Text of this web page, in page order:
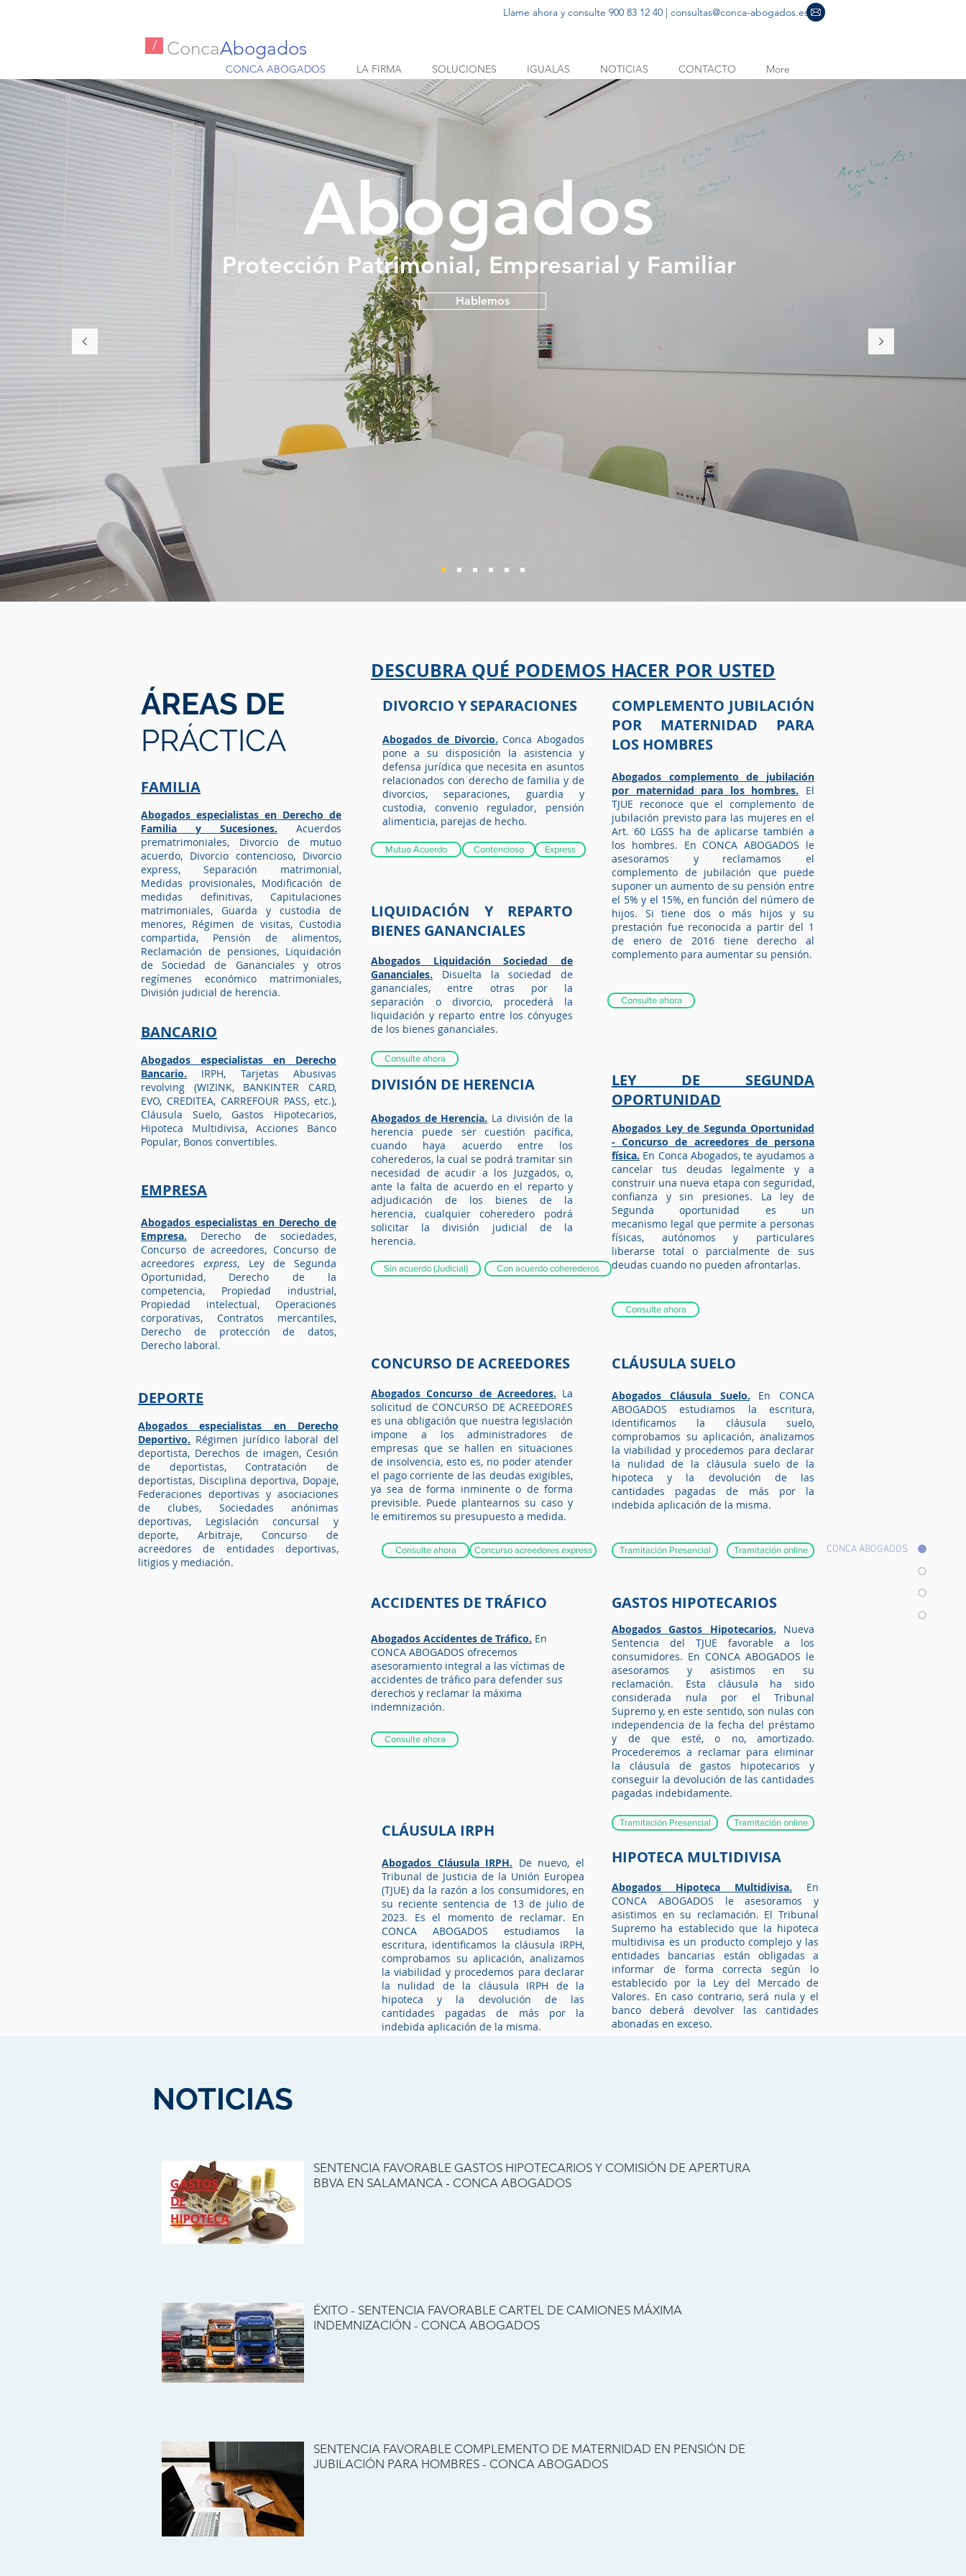
Llame ahora y consulte 900 83 12 40 | consultas@conca-abogados.es
/ ConcaAbogados
CONCA ABOGADOS LA FIRMA SOLUCIONES IGUALAS NOTICIAS CONTACTO More
CONCA ABOGADOS
FAMILIA
Abogados de Familia y
sucesiones
Acuerdos
prematrimoniales, Divorcio de mutuo
acuerdo, Divorcio contencioso, Divorcio
Medidas provisionales, Modificación de
medidas definitivas, Capitulaciones
matrimoniales, Guarda y custodia de
menores, Régimen de visitas, Custodia
compartida, Pensión de
alimentos, Reclamación de pensiones,
Liquidación del régimen económico
matrimonial, División judicial de
herencia.
Abogados
Protección Patrimonial, Empresarial y Familiar
Hablemos
ÁREAS DE
PRÁCTICA
FAMILIA
Abogados especialistas en Derecho de
Familia y Sucesiones.
Acuerdos
prematrimoniales, Divorcio de mutuo
acuerdo, Divorcio contencioso, Divorcio
express, Separación matrimonial,
Medidas provisionales, Modificación de
medidas definitivas, Capitulaciones
matrimoniales, Guarda y custodia de
menores, Régimen de visitas, Custodia
compartida, Pensión de alimentos,
Reclamación de pensiones, Liquidación
de Sociedad de Gananciales y otros
regímenes económico matrimoniales,
División judicial de herencia.
BANCARIO
Abogados especialistas en Derecho
Bancario. IRPH, Tarjetas Abusivas
revolving (WIZINK, BANKINTER CARD,
EVO, CREDITEA, CARREFOUR PASS, etc.),
Cláusula Suelo, Gastos Hipotecarios,
Hipoteca Multidivisa, Acciones Banco
Popular, Bonos convertibles.
EMPRESA
Abogados especialistas en Derecho de
Empresa. Derecho de sociedades,
Concurso de acreedores, Concurso de
acreedoresexpress, Ley de Segunda
Oportunidad, Derecho de la
competencia, Propiedad industrial,
Propiedad intelectual, Operaciones
corporativas, Contratos mercantiles,
Derecho de protección de datos,
Derecho laboral.
DEPORTE
Abogados especialistas en Derecho
Deportivo. Régimen jurídico laboral del
deportista, Derechos de imagen, Cesión
de deportistas, Contratación de
deportistas, Disciplina deportiva, Dopaje,
Federaciones deportivas y asociaciones
de clubes, Sociedades anónimas
deportivas, Legislación concursal y
deporte, Arbitraje, Concurso de
acreedores de entidades deportivas,
litigios y mediación.
DESCUBRA QUÉ PODEMOS HACER POR USTED
DIVORCIO Y SEPARACIONES
Abogados de Divorcio. Conca Abogados
pone a su disposición la asistencia y
defensa jurídica que necesita en asuntos
relacionados con derecho de familia y de
divorcios, separaciones, guardia y
custodia, convenio regulador, pensión
alimenticia, parejas de hecho.
Mutuo Acuerdo Contencioso Express
LIQUIDACIÓN Y REPARTO
BIENES GANANCIALES
Abogados Liquidación Sociedad de
Gananciales.
Disuelta la sociedad de
gananciales, entre otras por la
separación o divorcio, procederá la
liquidación y reparto entre los cónyuges
de los bienes gananciales.
COMPLEMENTO JUBILACIÓN
POR MATERNIDAD PARA
LOS HOMBRES
Abogados complemento de jubilación
por maternidad para los hombres. El
TJUE reconoce que el complemento de
jubilación previsto para las mujeres en el
Art. 60 LGSS ha de aplicarse también a
los hombres. En CONCA ABOGADOS le
asesoramos y reclamamos el
complemento de jubilación que puede
suponer un aumento de su pensión entre
el 5% y el 15%, en función del número de
hijos. Si tiene dos o más hijos y su
prestación fue reconocida a partir del 1
de enero de 2016 tiene derecho al
complemento para aumentar su pensión.
Consulte ahora
Consulte ahora
DIVISIÓN DE HERENCIA
Abogados de Herencia. La división de la
herencia puede ser cuestión pacífica,
cuando haya acuerdo entre los
coherederos, la cual se podrá tramitar sin
necesidad de acudir a los Juzgados, o,
ante la falta de acuerdo en el reparto y
adjudicación de los bienes de la
herencia, cualquier coheredero podrá
solicitar la división judicial de la
herencia.
Sin acuerdo (Judicial) Con acuerdo coherederos
LEY DE SEGUNDA
OPORTUNIDAD
Abogados Ley de Segunda Oportunidad
- Concurso de acreedores de persona
física. En Conca Abogados, te ayudamos a
cancelar tus deudas legalmente y a
construir una nueva etapa con seguridad,
confianza y sin presiones. La ley de
Segunda oportunidad es un
mecanismo legal que permite a personas
físicas, autónomos y particulares
liberarse total o parcialmente de sus
deudas cuando no pueden afrontarlas.
Consulte ahora
CONCURSO DE ACREEDORES
Abogados Concurso de Acreedores. La
solicitud de CONCURSO DE ACREEDORES
es una obligación que nuestra legislación
impone a los administradores de
empresas que se hallen en situaciones
de insolvencia, esto es, no poder atender
el pago corriente de las deudas exigibles,
ya sea de forma inminente o de forma
previsible. Puede plantearnos su caso y
le emitiremos su presupuesto a medida.
Consulte ahora Concurso acreedores express
ACCIDENTES DE TRÁFICO
Abogados Accidentes de Tráfico. En
CONCA ABOGADOS ofrecemos
asesoramiento integral a las víctimas de
accidentes de tráfico para defender sus
derechos y reclamar la máxima
indemnización.
Consulte ahora
CLÁUSULA IRPH
Abogados Cláusula IRPH. De nuevo, el
Tribunal de Justicia de la Unión Europea
(TJUE) da la razón a los consumidores, en
su reciente sentencia de 13 de julio de
2023. Es el momento de reclamar. En
CONCA ABOGADOS estudiamos la
escritura, identificamos la cláusula IRPH,
comprobamos su aplicación, analizamos
la viabilidad y procedemos para declarar
la nulidad de la cláusula IRPH de la
hipoteca y la devolución de las
cantidades pagadas de más por la
indebida aplicación de la misma.
CLÁUSULA SUELO
Abogados Cláusula Suelo.
En CONCA
ABOGADOS estudiamos la escritura,
identificamos la cláusula suelo,
comprobamos su aplicación, analizamos
la viabilidad y procedemos para declarar
la nulidad de la cláusula suelo de la
hipoteca y la devolución de las
cantidades pagadas de más por la
indebida aplicación de la misma.
Tramitación Presencial Tramitación online
GASTOS HIPOTECARIOS
Abogados Gastos Hipotecarios. Nueva
Sentencia del TJUE favorable a los
consumidores. En CONCA ABOGADOS le
asesoramos y asistimos en su
reclamación. Esta cláusula ha sido
considerada nula por el Tribunal
Supremo y, en este sentido, son nulas con
independencia de la fecha del préstamo
y de que esté, o no, amortizado.
Procederemos a reclamar para eliminar
la cláusula de gastos hipotecarios y
conseguir la devolución de las cantidades
pagadas indebidamente.
Tramitación Presencial Tramitación online
HIPOTECA MULTIDIVISA
Abogados Hipoteca Multidivisa.
En
CONCA ABOGADOS le asesoramos y
asistimos en su reclamación. El Tribunal
Supremo ha establecido que la hipoteca
multidivisa es un producto complejo y las
entidades bancarias están obligadas a
informar de forma correcta según lo
establecido por la Ley del Mercado de
Valores. En caso contrario, será nula y el
banco deberá devolver las cantidades
abonadas en exceso.
NOTICIAS
SENTENCIA FAVORABLE GASTOS HIPOTECARIOS Y COMISIÓN DE APERTURA
BBVA EN SALAMANCA - CONCA ABOGADOS
ÉXITO - SENTENCIA FAVORABLE CARTEL DE CAMIONES MÁXIMA
INDEMNIZACIÓN - CONCA ABOGADOS
SENTENCIA FAVORABLE COMPLEMENTO DE MATERNIDAD EN PENSIÓN DE
JUBILACIÓN PARA HOMBRES - CONCA ABOGADOS